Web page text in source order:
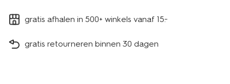
gratis afhalen in 500+ winkels vanaf 15.-
gratis retourneren binnen 30 dagen